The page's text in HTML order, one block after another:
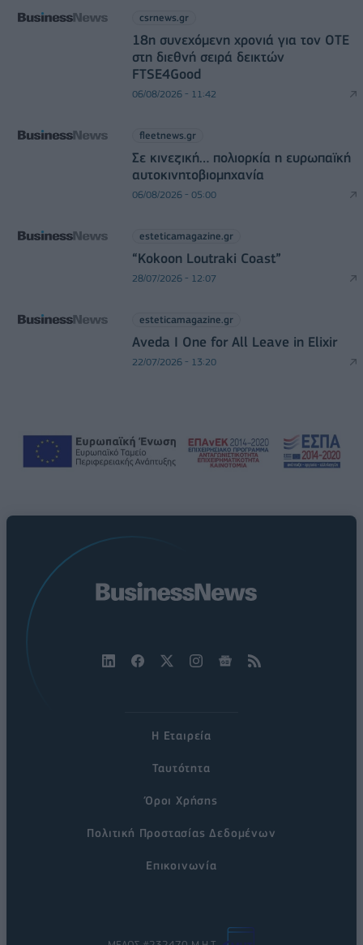
csrnews.gr
18η συνεχόμενη χρονιά για τον ΟΤΕ
στη διεθνή σειρά δεικτών
FTSE4Good
06/08/2026 - 11:42
fleetnews.gr
Σε κινεζική… πολιορκία η ευρωπαϊκή
αυτοκινητοβιομηχανία
06/08/2026 - 05:00
esteticamagazine.gr
“Kokoon Loutraki Coast”
28/07/2026 - 12:07
esteticamagazine.gr
Aveda I One for All Leave in Elixir
22/07/2026 - 13:20
Η Εταιρεία
Ταυτότητα
Όροι Χρήσης
Πολιτική Προστασίας Δεδομένων
Επικοινωνία